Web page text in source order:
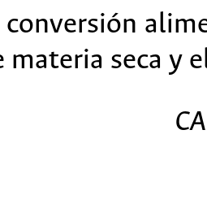
conversión
materia seca y